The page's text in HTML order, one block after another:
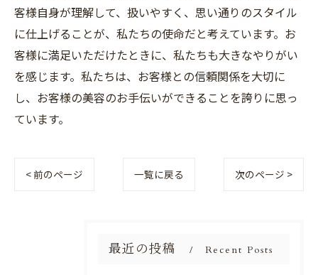
客様自身が理解して、扱いやすく、思い通りのスタイル
に仕上げることが、私たちの使命だと考えています。お
客様に満足いただけたときに、私たちも大きなやりがい
を感じます。私たちは、お客様との信頼関係を大切に
し、お客様の美容のお手伝いができることを誇りに思っ
ています。
< 前のページ 一覧に戻る 次のページ >
最近の投稿 Recent Posts